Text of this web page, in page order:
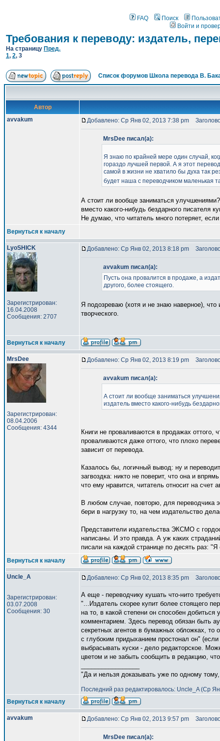
FAQ Поиск
Войти и
Требования к переводу: издатель,
На страницу Пред.
1, 2, 3
Список форумов Школа перевода В.
Автор
avvakum
Добавлено: Ср Янв 02, 2013 7:38 pm
MrsDee писал(а):
Я знаю по крайней мере один случай,
гораздо лучшей первой. А я этот
самой в жизни не хватило бы духа так
будет наша с переводчиком маленькая
А стоит ли вообще заниматься
вместо какого-нибудь бездарного писателя
Не думаю, что читатель много потеряет,
Вернуться к началу
LyoSHICK
Зарегистрирован:
16.04.2008
Сообщения: 2707
Добавлено: Ср Янв 02, 2013 8:18 pm
avvakum писал(а):
Пусть она провалится в продаже, а
другого, более стоящего.
Я подозреваю (хотя и не знаю наверное), что
творческого.
Вернуться к началу
MrsDee
Зарегистрирован:
08.04.2006
Сообщения: 4344
Добавлено: Ср Янв 02, 2013 8:19 pm
avvakum писал(а):
А стоит ли вообще заниматься
издатель вместо какого-нибудь
Книги не проваливаются в продажах оттого,
проваливаются даже оттого, что плохо
зависит от перевода.
Казалось бы, логичный вывод: ну и
загвоздка: никто не поверит, что она и
что ему нравится, читатель относит на счет
В любом случае, повторю, для переводчика
бери в нагрузку то, на чем издательство
Представители издательства ЭКСМО с
написаны. И это правда. А уж каких
писали на каждой странице по десять раз:
Вернуться к началу
Uncle_A
Зарегистрирован:
03.07.2008
Сообщения: 30
Добавлено: Ср Янв 02, 2013 8:35 pm
А еще - переводчику кушать что-нито
"...Издатель скорее купит более стоящего
на то, в какой степени он способен
комментарием. Здесь перевод обязан быть
секретных агентов в бумажных обложках, то
с глубоким придыханием простонал он"
выбрасывать куски - дело редакторское.
цветом и не забыть сообщить в редакцию,
"Да и нельзя доказывать уже по одному
Последний раз редактировалось: Uncle_A (Ср
Вернуться к началу
avvakum Добавлено: Ср Янв 02, 2013 9:57 pm
MrsDee писал(а):